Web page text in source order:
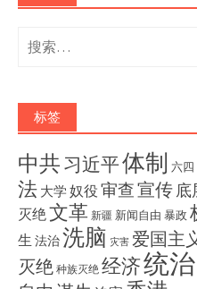
搜
索：
标签
中共习近平体制 六四
法 大学 奴役 审查宣传底
灭绝文革 新疆 新闻自由 暴政
生 法治洗脑 灾害 爱国主
灭绝 种族灭绝 经济统治